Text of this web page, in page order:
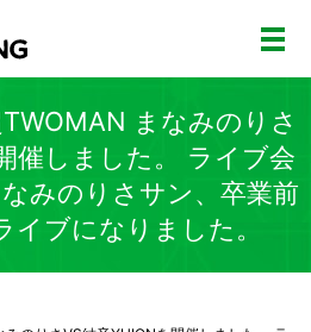
まなみのりさ
催しました。 ライブ会
みのりさサン、卒業前
イブになりました。